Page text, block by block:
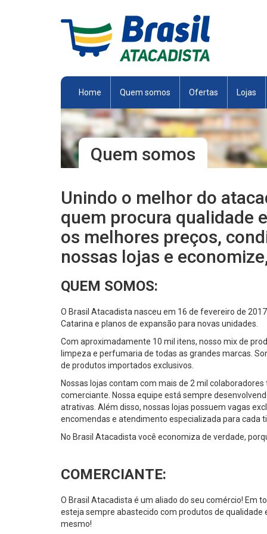
Brasil
Home Quem somos Ofertas Lojas
Quem somos
Unindo o melhor do
quem procura qualidade
os melhores preços,
nossas lojas e
QUEM SOMOS:
O Brasil Atacadista nasceu em 16 de fevereiro de
Catarina e planos de expansão para novas unidades.
Com aproximadamente 10 mil itens, nosso mix de
limpeza e perfumaria de todas as grandes marcas.
de produtos importados exclusivos.
Nossas lojas contam com mais de 2 mil
comerciante. Nossa equipe está sempre
atrativas. Além disso, nossas lojas possuem vagas
encomendas e atendimento especializada para cada
No Brasil Atacadista você economiza de verdade,
COMERCIANTE:
O Brasil Atacadista é um aliado do seu comércio! Em
esteja sempre abastecido com produtos de
mesmo!